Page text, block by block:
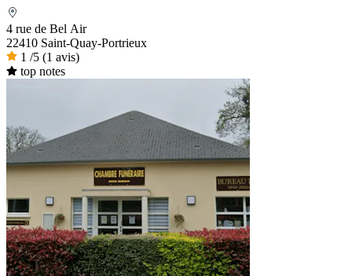
4 rue de Bel Air
22410 Saint-Quay-Portrieux
1 /5 (1 avis)
top notes